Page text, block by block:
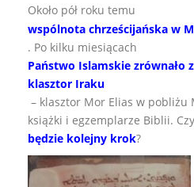
Około pół roku temu
wspólnota chrześcijańska w
. Po kilku miesiącach
Państwo Islamskie zrównało
klasztor Iraku
– klasztor Mor Elias w pobliżu
książki i egzemplarze Biblii.
będzie kolejny krok?